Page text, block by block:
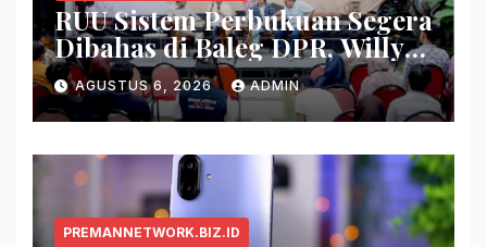
RUU Sistem Perbukuan Segera
Dibahas di Baleg DPR, Willy
Aditya: Buku Itu Makanan
Otak
AGUSTUS 6, 2026 ADMIN
PREMANNETWORK.BIZ.ID